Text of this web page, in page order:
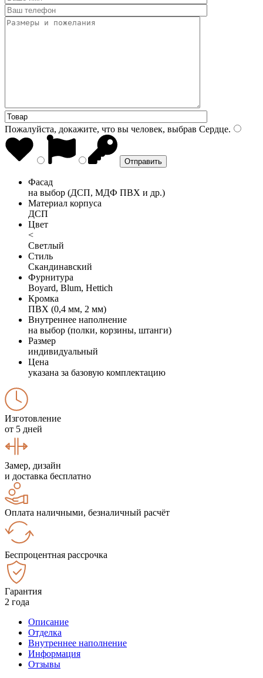
Пожалуйста, докажите, что вы человек, выбрав Сердце.
Фасад
на выбор (ДСП, МДФ ПВХ и др.)
Материал корпуса
ДСП
Цвет
<
Светлый
Стиль
Скандинавский
Фурнитура
Boyard, Blum, Hettich
Кромка
ПВХ (0,4 мм, 2 мм)
Внутреннее наполнение
на выбор (полки, корзины, штанги)
Размер
индивидуальный
Цена
указана за базовую комплектацию
Изготовление
от 5 дней
Замер, дизайн
и доставка бесплатно
Оплата наличными, безналичный расчёт
Беспроцентная рассрочка
Гарантия
2 года
Описание
Отделка
Внутреннее наполнение
Информация
Отзывы